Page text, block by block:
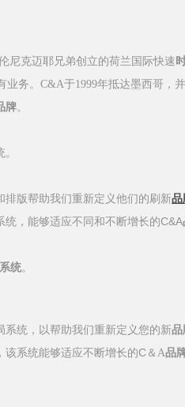
尼克迈耶兄弟创立的荷兰国际快速
业务。C&A于1999年抵达墨西哥，
牌。
版帮助我们重新定义他们的刷新品
统，能够适应不同和不断增长的C&A
统。
统，以帮助我们重新定义您的新品
该系统能够适应不断增长的C ＆A品